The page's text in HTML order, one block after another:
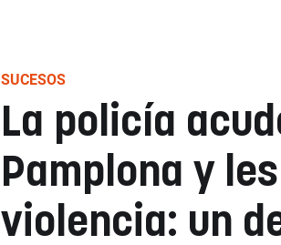
SUCESOS
La policía
Pamplona y
violencia: un